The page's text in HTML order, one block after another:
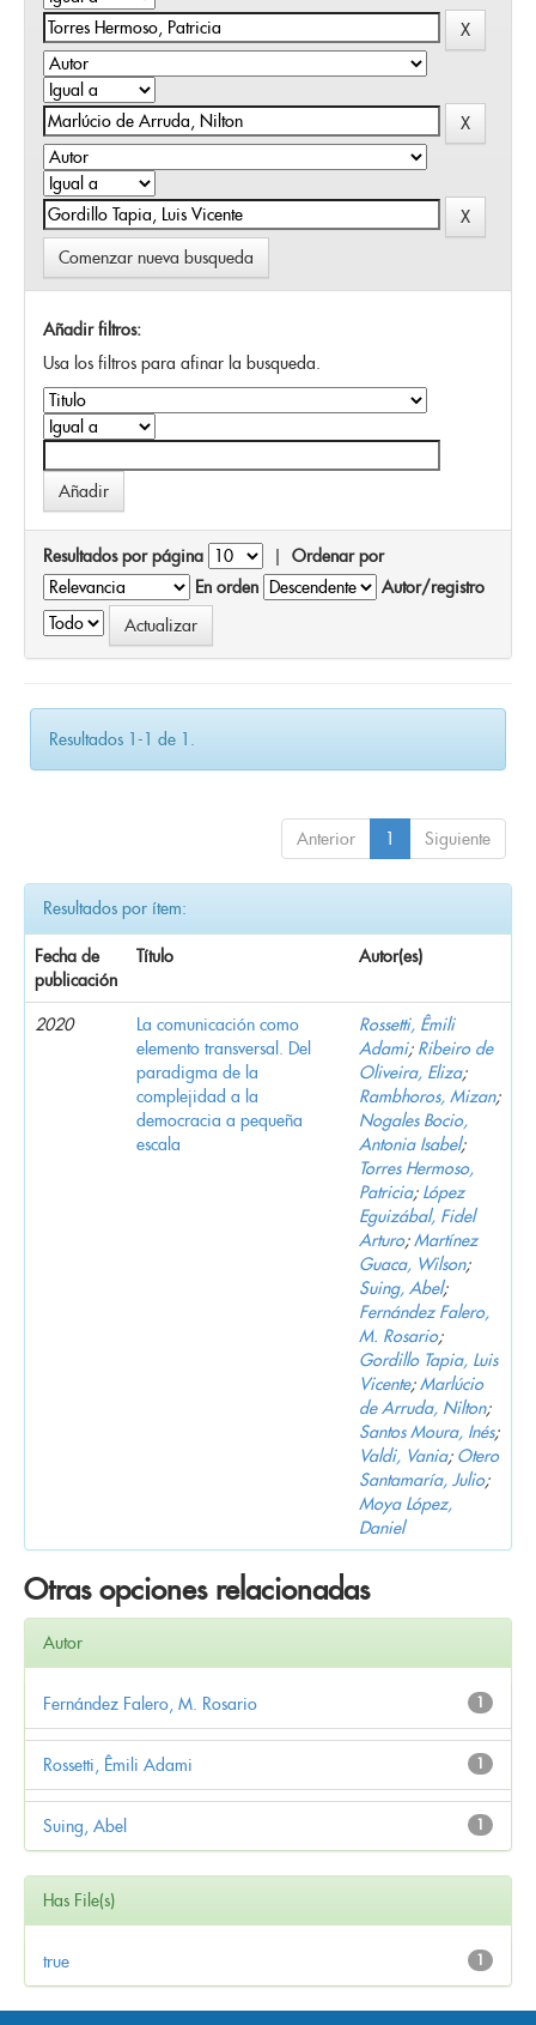
Comenzar nueva busqueda
Añadir filtros:
Usa los filtros para afinar la busqueda.
Resultados por página | Ordenar por
En orden
Autor/registro
Resultados 1-1 de 1.
Anterior 1 Siguiente
Resultados por ítem:
Fecha de
publicación
Título Autor(es)
2020
La comunicación como
elemento transversal. Del
paradigma de la
complejidad a la
democracia a pequeña
escala
Rossetti, Êmili
Adami; Ribeiro de
Oliveira, Eliza;
Rambhoros, Mizan;
Nogales Bocio,
Antonia Isabel;
Torres Hermoso,
Patricia; López
Eguizábal, Fidel
Arturo;Martínez
Guaca, Wilson;
Suing, Abel;
Fernández Falero,
M. Rosario;
Gordillo Tapia, Luis
Vicente;Marlúcio
de Arruda, Nilton;
Santos Moura, Inés;
Valdi, Vania; Otero
Santamaría, Julio;
Moya López,
Daniel
Otras opciones relacionadas
Autor
1
Fernández Falero, M. Rosario
1
Rossetti, Êmili Adami
1
Suing, Abel
Has File(s)
1
true